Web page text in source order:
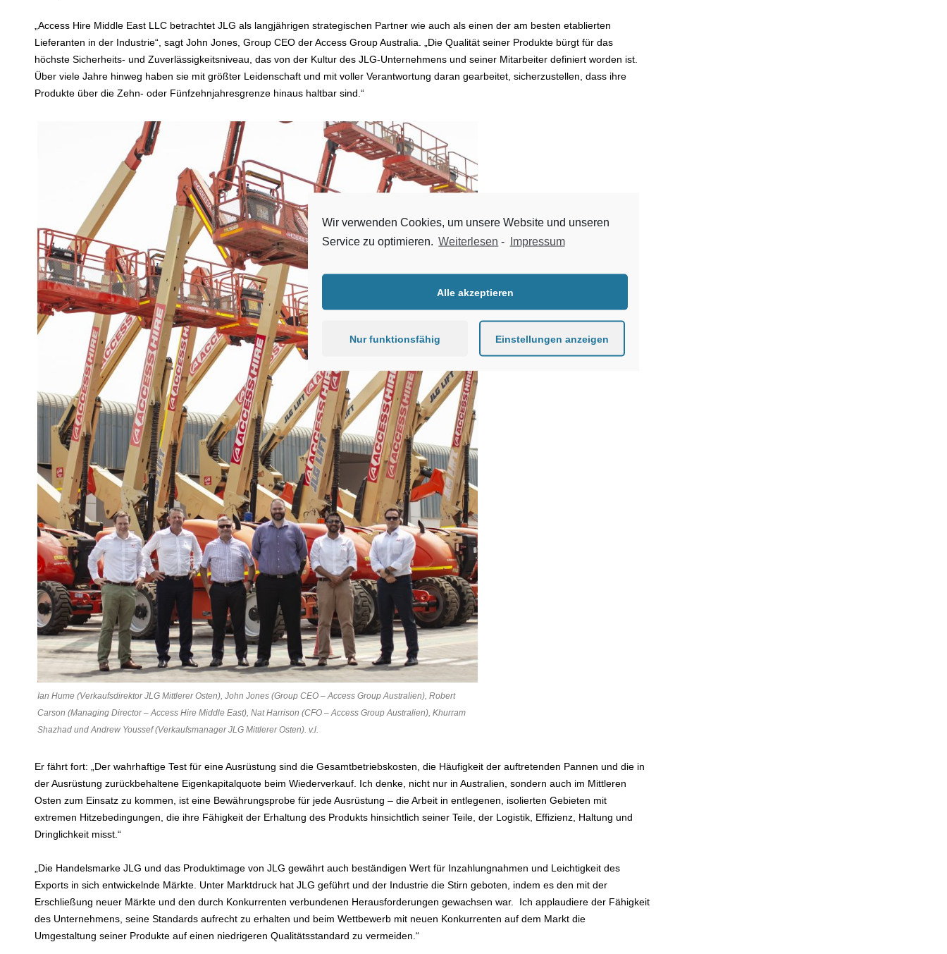
„Access Hire Middle East LLC betrachtet JLG als langjährigen strategischen Partner wie auch als einen der am besten etablierten
Lieferanten in der Industrie“, sagt John Jones, Group CEO der Access Group Australia. „Die Qualität seiner Produkte bürgt für das
höchste Sicherheits- und Zuverlässigkeitsniveau, das von der Kultur des JLG-Unternehmens und seiner Mitarbeiter definiert worden ist.
Über viele Jahre hinweg haben sie mit größter Leidenschaft und mit voller Verantwortung daran gearbeitet, sicherzustellen, dass ihre
Produkte über die Zehn- oder Fünfzehnjahresgrenze hinaus haltbar sind.“
Ian Hume (Verkaufsdirektor JLG Mittlerer Osten), John Jones (Group CEO – Access Group Australien), Robert
Carson (Managing Director – Access Hire Middle East), Nat Harrison (CFO – Access Group Australien), Khurram
Shazhad und Andrew Youssef (Verkaufsmanager JLG Mittlerer Osten). v.l.
Er fährt fort: „Der wahrhaftige Test für eine Ausrüstung sind die Gesamtbetriebskosten, die Häufigkeit der auftretenden Pannen und die in
der Ausrüstung zurückbehaltene Eigenkapitalquote beim Wiederverkauf. Ich denke, nicht nur in Australien, sondern auch im Mittleren
Osten zum Einsatz zu kommen, ist eine Bewährungsprobe für jede Ausrüstung – die Arbeit in entlegenen, isolierten Gebieten mit
extremen Hitzebedingungen, die ihre Fähigkeit der Erhaltung des Produkts hinsichtlich seiner Teile, der Logistik, Effizienz, Haltung und
Dringlichkeit misst.“
„Die Handelsmarke JLG und das Produktimage von JLG gewährt auch beständigen Wert für Inzahlungnahmen und Leichtigkeit des
Exports in sich entwickelnde Märkte. Unter Marktdruck hat JLG geführt und der Industrie die Stirn geboten, indem es den mit der
Erschließung neuer Märkte und den durch Konkurrenten verbundenen Herausforderungen gewachsen war. Ich applaudiere der Fähigkeit
des Unternehmens, seine Standards aufrecht zu erhalten und beim Wettbewerb mit neuen Konkurrenten auf dem Markt die
Umgestaltung seiner Produkte auf einen niedrigeren Qualitätsstandard zu vermeiden.“
Wir verwenden Cookies, um unsere Website und unseren
Service zu optimieren. Weiterlesen - Impressum
Alle akzeptieren
Nur funktionsfähig Einstellungen anzeigen